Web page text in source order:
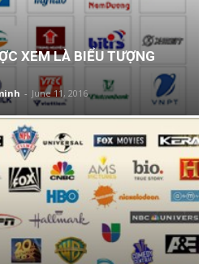
XEM LÀ BIỂU TƯỢNG
- June 11, 2016